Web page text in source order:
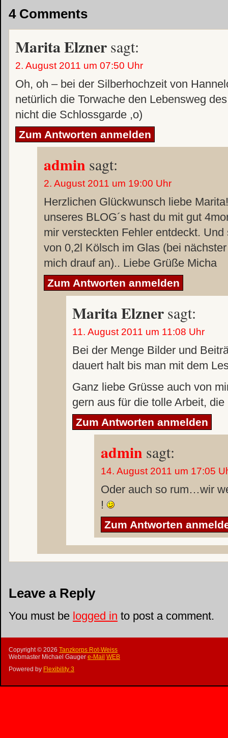
4 Comments
Marita Elzner sagt:
2. August 2011 um 07:50 Uhr
Oh, oh – bei der Silberhochzeit von
netürlich die Torwache den Lebensweg
nicht die Schlossgarde ,o)
Zum Antworten anmelden
admin sagt:
2. August 2011 um 19:00 Uhr
Herzlichen Glückwunsch liebe
unseres BLOG´s hast du mit gut
mir versteckten Fehler entdeckt.
von 0,2l Kölsch im Glas (bei
mich drauf an).. Liebe Grüße Micha
Zum Antworten anmelden
Marita Elzner sagt:
11. August 2011 um 11:08 Uhr
Bei der Menge Bilder und
dauert halt bis man mit dem
Ganz liebe Grüsse auch von
gern aus für die tolle Arbeit,
Zum Antworten anmelden
admin sagt:
14. August 2011 um 17:05
Oder auch so rum…wir
!
Zum Antworten
Leave a Reply
You must be logged in to post a comment.
Copyright © 2026 Tanzkorps Rot-Weiss
Webmaster Michael Gauger e-Mail WEB
Powered by Flexibility 3